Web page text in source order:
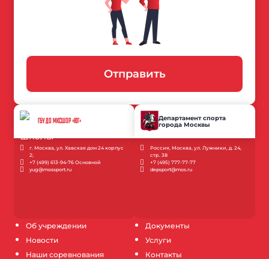
Об учреждении
Новости
Наши соревнования
Документы
Услуги
Контакты
Отправить
ГБУ ДО МКСШОР «ЮГ»
г. Москва, ул. Хавская дом 24 корпус
2;
+7 (499) 613-94-76 Основной
yug@mossport.ru
Департамент спорта
города Москвы
Россия, Москва, ул. Лужники, д. 24,
стр. 38
+7 (495) 777-77-77
depsport@mos.ru